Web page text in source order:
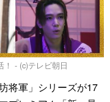
- (c)テレビ朝日
将軍」シリーズが17